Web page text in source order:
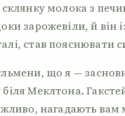
молока з
зарожевіли, й він
став пояснювати
що я —
Меклтона.
нагадають вам